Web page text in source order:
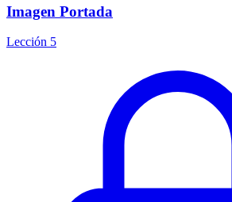
Imagen Portada
Lección 5